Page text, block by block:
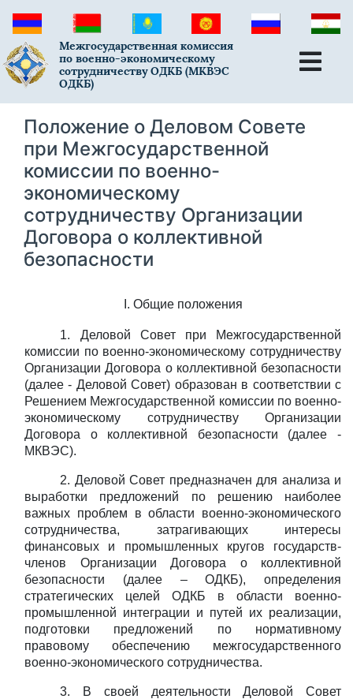
Межгосударственная комиссия
по военно-экономическому
сотрудничеству ОДКБ (МКВЭС
ОДКБ)
Положение о Деловом Совете
при Межгосударственной
комиссии по военно-
экономическому
сотрудничеству Организации
Договора о коллективной
безопасности
I. Общие положения
1.
Деловой Совет при Межгосударственной
комиссии по военно-экономическому сотрудничеству
Организации Договора о коллективной безопасности
(далее - Деловой Совет) образован в соответствии с
Решением Межгосударственной комиссии по военно-
экономическому сотрудничеству Организации
Договора о коллективной безопасности (далее -
МКВЭС).
2. Деловой Совет предназначен для анализа и
выработки предложений по решению наиболее
важных проблем в области военно-экономического
сотрудничества, затрагивающих интересы
финансовых и промышленных кругов государств-
членов Организации Договора о коллективной
безопасности (далее – ОДКБ), определения
стратегических целей ОДКБ в области военно-
промышленной интеграции и путей их реализации,
подготовки предложений по нормативному
правовому обеспечению межгосударственного
военно-экономического сотрудничества.
3.
В своей деятельности Деловой Совет